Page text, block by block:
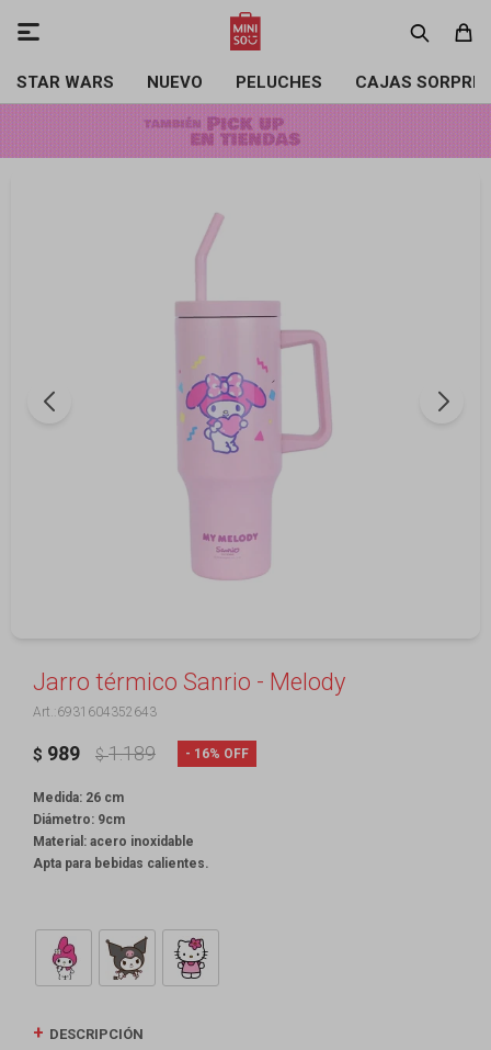
STAR WARS NUEVO PELUCHES CAJAS

Jarro térmico Sanrio - Melody
6931604352643
$ 989 $ 1.189 16
Medida: 26 cm
Diámetro: 9cm
Material: acero inoxidable
Apta para bebidas calientes.
DESCRIPCIÓN